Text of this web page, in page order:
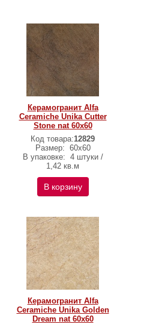
Керамогранит Alfa
Ceramiche Unika Cutter
Stone nat 60х60
Код товара:12829
Размер: 60х60
В упаковке: 4 штуки /
1,42 кв.м
В корзину
Керамогранит Alfa
Ceramiche Unika Golden
Dream nat 60х60